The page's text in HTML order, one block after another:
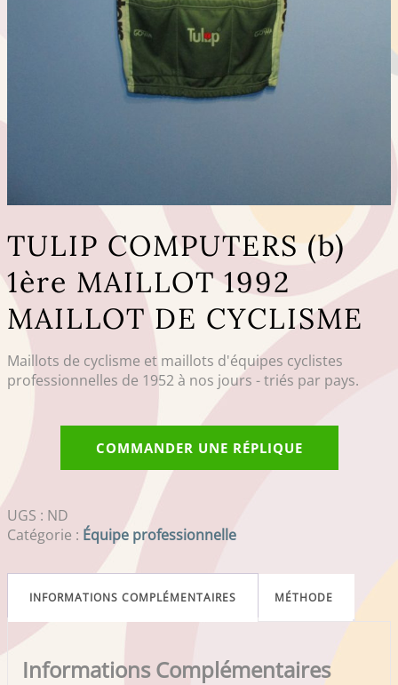
TULIP COMPUTERS (b)
1ère MAILLOT 1992
MAILLOT DE CYCLISME
Maillots de cyclisme et maillots d'équipes cyclistes
professionnelles de 1952 à nos jours - triés par pays.
COMMANDER UNE RÉPLIQUE
UGS : ND
Catégorie : Équipe professionnelle
INFORMATIONS COMPLÉMENTAIRES MÉTHODE
Informations Complémentaires